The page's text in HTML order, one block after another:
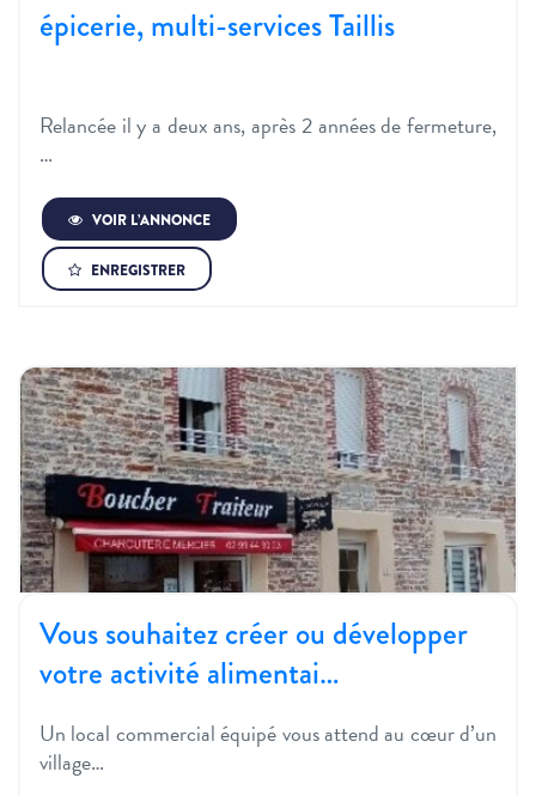
épicerie, multi-services Taillis
Relancée il y a deux ans, après 2 années de fermeture,
…
VOIR L’ANNONCE
ENREGISTRER
Vous souhaitez créer ou développer
votre activité alimentai…
Un local commercial équipé vous attend au cœur d’un
village…